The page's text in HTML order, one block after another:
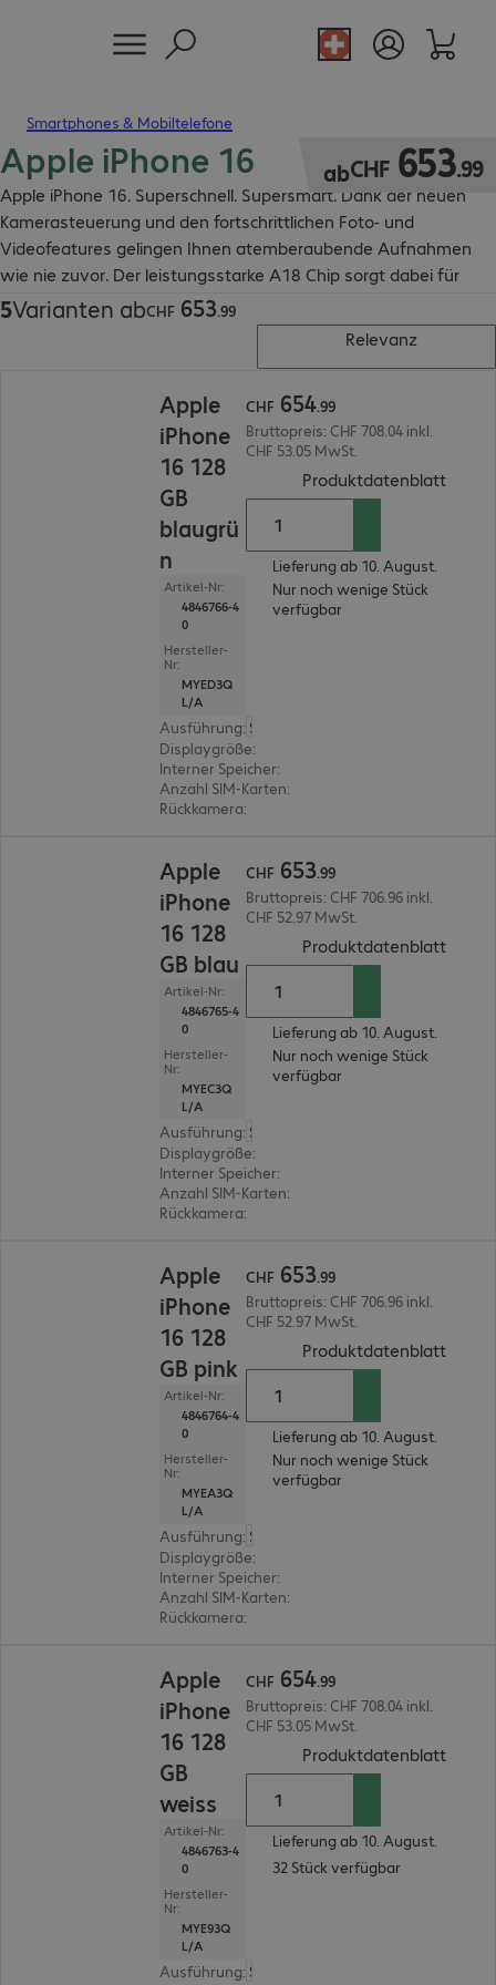
Smartphones & Mobiltelefone
Apple iPhone 16
Apple iPhone 16. Superschnell. Supersmart. Dank der neuen
Kamerasteuerung und den fortschrittlichen Foto- und
Videofeatures gelingen Ihnen atemberaubende Aufnahmen
wie nie zuvor. Der leistungsstarke A18 Chip sorgt dabei für
blitzschnelle Performance.
abCHF 653.99
CHF 653.99
5Varianten abCHF 653.99
CHF 653.99
Relevanz
Apple
iPhone
16 128
GB
blaugrü
n
Artikel-Nr:
4846766-4
0
Hersteller-
Nr:
MYED3Q
L/A
Ausführung: Schweiz
Displaygröße:
Interner Speicher:
Anzahl SIM-Karten:
Rückkamera:
CHF 654.99
Bruttopreis: CHF 708.04 inkl.
CHF 53.05 MwSt.
Produktdatenblatt(
Lieferung ab 10. August.
Nur noch wenige Stück
verfügbar
Apple
iPhone
16 128
GB blau
Artikel-Nr:
4846765-4
0
Hersteller-
Nr:
MYEC3Q
L/A
Ausführung: Schweiz
Displaygröße:
Interner Speicher:
Anzahl SIM-Karten:
Rückkamera:
CHF 653.99
Bruttopreis: CHF 706.96 inkl.
CHF 52.97 MwSt.
Produktdatenblatt(
Lieferung ab 10. August.
Nur noch wenige Stück
verfügbar
Apple
iPhone
16 128
GB pink
Artikel-Nr:
4846764-4
0
Hersteller-
Nr:
MYEA3Q
L/A
Ausführung: Schweiz
Displaygröße:
Interner Speicher:
Anzahl SIM-Karten:
Rückkamera:
CHF 653.99
Bruttopreis: CHF 706.96 inkl.
CHF 52.97 MwSt.
Produktdatenblatt(
Lieferung ab 10. August.
Nur noch wenige Stück
verfügbar
Apple
iPhone
16 128
GB
weiss
Artikel-Nr:
4846763-4
0
Hersteller-
Nr:
MYE93Q
L/A
Ausführung: Schweiz
CHF 654.99
Bruttopreis: CHF 708.04 inkl.
CHF 53.05 MwSt.
Produktdatenblatt(
Lieferung ab 10. August.
32 Stück verfügbar